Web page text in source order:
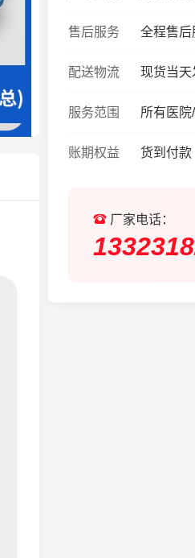
售后服务 全程售后
配送物流 现货当天
服务范围 所有医
账期权益 货到付款
厂家电话：